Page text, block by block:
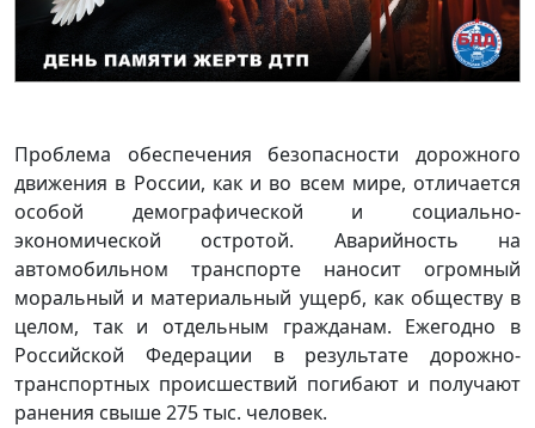
Проблема обеспечения безопасности дорожного
движения в России, как и во всем мире, отличается
особой демографической и социально-
экономической остротой. Аварийность на
автомобильном транспорте наносит огромный
моральный и материальный ущерб, как обществу в
целом, так и отдельным гражданам. Ежегодно в
Российской Федерации в результате дорожно-
транспортных происшествий погибают и получают
ранения свыше 275 тыс. человек.